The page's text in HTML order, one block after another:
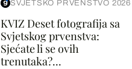
SVJETSKO PRVENSTVO 2026
KVIZ Deset fotografija sa
Svjetskog prvenstva:
Sjećate li se ovih
trenutaka?...